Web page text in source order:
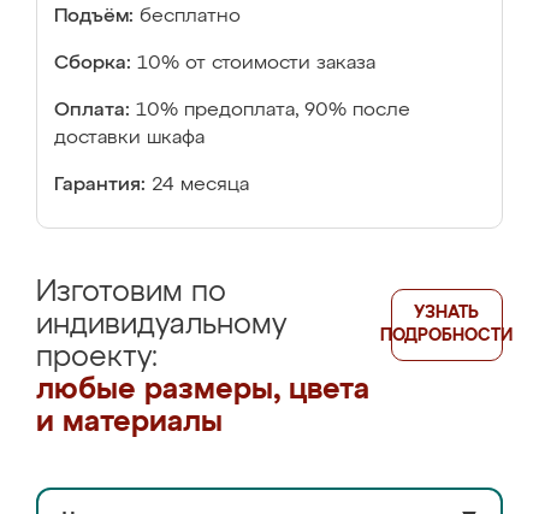
Подъём: бесплатно
Сборка: 10% от стоимости заказа
Оплата: 10% предоплата, 90% после
доставки шкафа
Гарантия: 24 месяца
Изготовим по
индивидуальному
проекту:
любые размеры, цвета
и материалы
УЗНАТЬ
ПОДРОБНОСТИ